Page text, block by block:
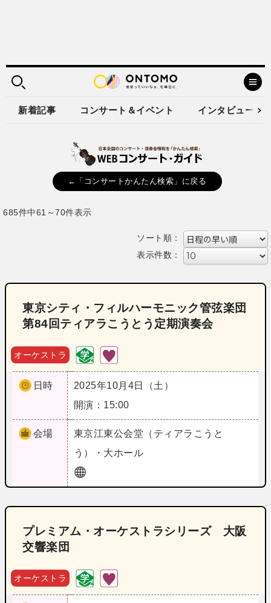
新着記事 コンサート＆イベント インタビュー
←「コンサートかんたん検索」に戻る
685件中61～70件表示
ソート順：
表示件数：
東京シティ・フィルハーモニック管弦楽団
第84回ティアラこうとう定期演奏会
オーケストラ
日時
2025年10月4日（土）
開演：15:00
会場 東京江東公会堂（ティアラこうと
う）・大ホール
プレミアム・オーケストラシリーズ 大阪
交響楽団
オーケストラ